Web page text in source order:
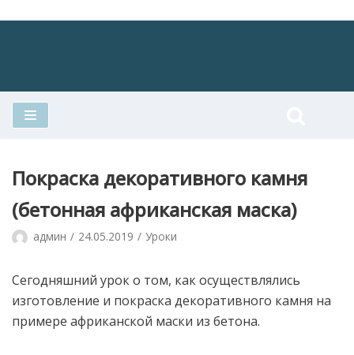
Покраска декоративного камня
(бетонная африканская маска)
админ 24.05.2019 Уроки
Сегодняшний урок о том, как осуществлялись
изготовление и покраска декоративного камня на
примере африканской маски из бетона.